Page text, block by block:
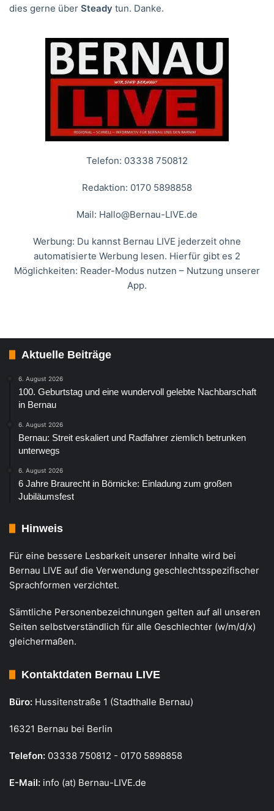
dies gerne über Steady tun. Danke.
Telefon: 03338 750812
Redaktion: 0170 5898858
Mail: Hallo@Bernau-LIVE.de
Werbung: Du kannst Bernau LIVE jederzeit ohne
automatisierte Werbung lesen. Hierfür gibt es 2
Möglichkeiten: Reader-Modus nutzen – Nutzung unserer
App.
Aktuelle Beiträge
6. August 2026
100. Geburtstag und eine wundervoll gelebte Nachbarschaft
in Bernau
6. August 2026
Bernau: Streit eskaliert und Radfahrer ziemlich betrunken
unterwegs
6. August 2026
6 Jahre Braurecht in Börnicke: Einladung zum großen
Jubiläumsfest
Hinweis
Für eine bessere Lesbarkeit unserer Inhalte wird bei
Bernau LIVE auf die Verwendung geschlechtsspezifischer
Sprachformen verzichtet.
Sämtliche Personenbezeichnungen gelten auf all unseren
Seiten selbstverständlich für alle Geschlechter (w/m/d/x)
gleichermaßen.
Kontaktdaten Bernau LIVE
Büro: Hussitenstraße 1 (Stadthalle Bernau)
16321 Bernau bei Berlin
Telefon: 03338 750812 - 0170 5898858
E-Mail: info (at) Bernau-LIVE.de